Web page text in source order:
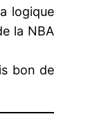
logique
la NBA
bon de